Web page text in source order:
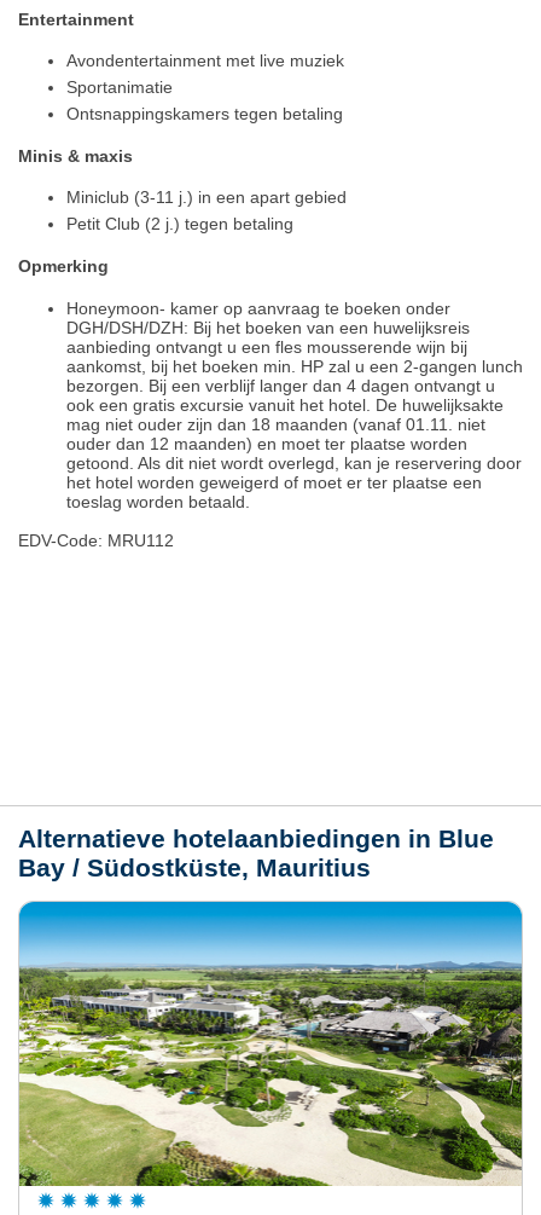
Entertainment
Avondentertainment met live muziek
Sportanimatie
Ontsnappingskamers tegen betaling
Minis & maxis
Miniclub (3-11 j.) in een apart gebied
Petit Club (2 j.) tegen betaling
Opmerking
Honeymoon- kamer op aanvraag te boeken onder
DGH/DSH/DZH: Bij het boeken van een huwelijksreis
aanbieding ontvangt u een fles mousserende wijn bij
aankomst, bij het boeken min. HP zal u een 2-gangen lunch
bezorgen. Bij een verblijf langer dan 4 dagen ontvangt u
ook een gratis excursie vanuit het hotel. De huwelijksakte
mag niet ouder zijn dan 18 maanden (vanaf 01.11. niet
ouder dan 12 maanden) en moet ter plaatse worden
getoond. Als dit niet wordt overlegd, kan je reservering door
het hotel worden geweigerd of moet er ter plaatse een
toeslag worden betaald.
EDV-Code: MRU112
Alternatieve hotelaanbiedingen in Blue
Bay / Südostküste, Mauritius